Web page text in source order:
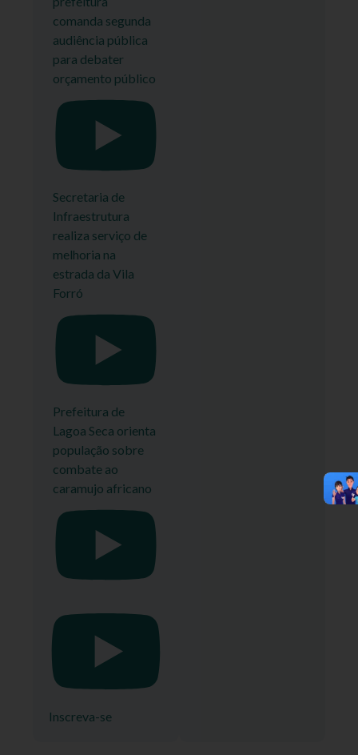
comanda segunda
audiência pública
para debater
orçamento público
Secretaria de
Infraestrutura
realiza serviço de
melhoria na
estrada da Vila
Forró
Prefeitura de
Lagoa Seca orienta
população sobre
combate ao
caramujo africano
Inscreva-se